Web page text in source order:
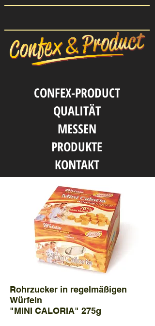
QUALITӒT
CONFEX-PRODUCT
MESSEN
PRODUKTE
KONTAKT
Rohrzucker in regelmäßigen
Würfeln
"MINI CALORIA" 275g